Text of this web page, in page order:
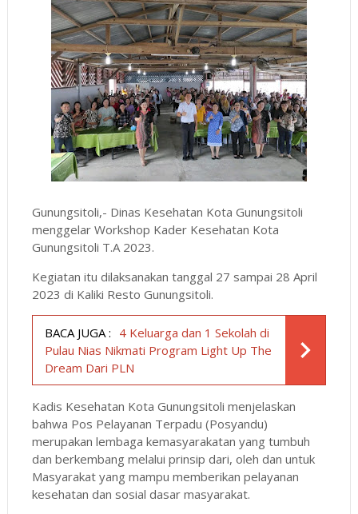
Gunungsitoli,- Dinas Kesehatan Kota Gunungsitoli
menggelar Workshop Kader Kesehatan Kota
Gunungsitoli T.A 2023.
Kegiatan itu dilaksanakan tanggal 27 sampai 28 April
2023 di Kaliki Resto Gunungsitoli.
BACA JUGA : 4 Keluarga dan 1 Sekolah di
Pulau Nias Nikmati Program Light Up The
Dream Dari PLN
Kadis Kesehatan Kota Gunungsitoli menjelaskan
bahwa Pos Pelayanan Terpadu (Posyandu)
merupakan lembaga kemasyarakatan yang tumbuh
dan berkembang melalui prinsip dari, oleh dan untuk
Masyarakat yang mampu memberikan pelayanan
kesehatan dan sosial dasar masyarakat.